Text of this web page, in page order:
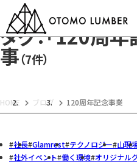
タグ：「120周
事（7件）
HOME ブログ 120周年記念事業
社長 Glamrest テクノロジー 山現
社外イベント 働く環境 オリジナル